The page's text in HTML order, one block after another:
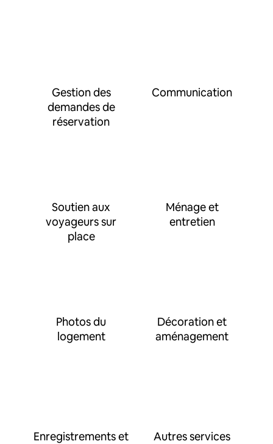
Gestion des
demandes de
réservation
Communication
Soutien aux
voyageurs sur
place
Ménage et
entretien
Photos du
logement
Décoration et
aménagement
Enregistrements et Autres services